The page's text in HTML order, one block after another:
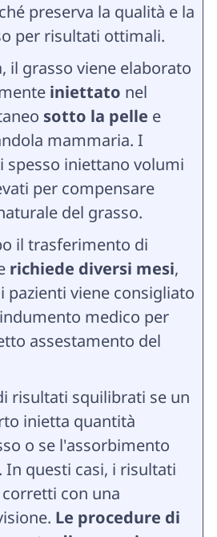
preserva la qualità e la
per risultati ottimali.
il grasso viene elaborato
iniettato nel
sotto la pelle e
mammaria. I
spesso iniettano volumi
per compensare
del grasso.
il trasferimento di
richiede diversi mesi,
pazienti viene consigliato
medico per
assestamento del
risultati squilibrati se un
inietta quantità
o se l'assorbimento
In questi casi, i risultati
con una
Le procedure di